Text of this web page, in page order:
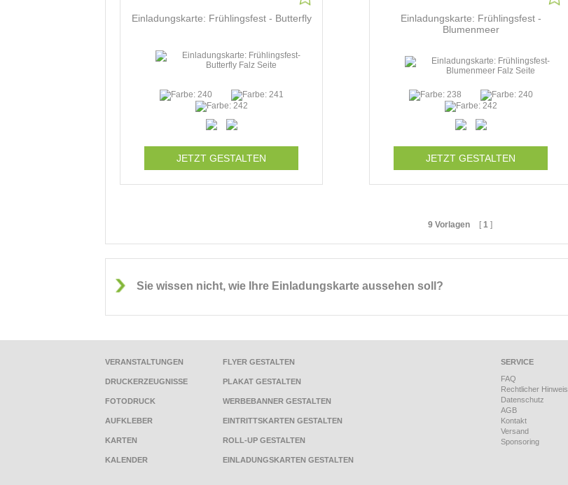
Einladungskarte: Frühlingsfest - Butterfly
JETZT GESTALTEN
Einladungskarte: Frühlingsfest -
Blumenmeer
JETZT GESTALTEN
9 Vorlagen [ 1 ]
Sie wissen nicht, wie Ihre Einladungskarte aussehen soll?
VERANSTALTUNGEN
DRUCKERZEUGNISSE
FOTODRUCK
AUFKLEBER
KARTEN
KALENDER
FLYER GESTALTEN
PLAKAT GESTALTEN
WERBEBANNER GESTALTEN
EINTRITTSKARTEN GESTALTEN
ROLL-UP GESTALTEN
EINLADUNGSKARTEN GESTALTEN
SERVICE
FAQ
Rechtlicher Hinweis
Datenschutz
AGB
Kontakt
Versand
Sponsoring